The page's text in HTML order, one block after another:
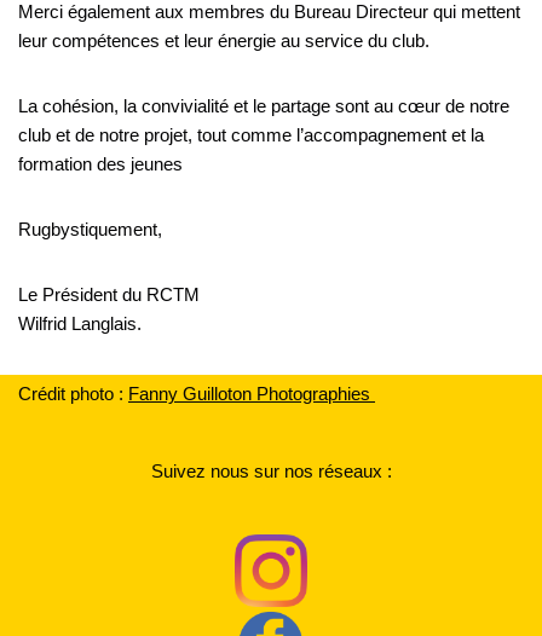
Merci également aux membres du Bureau Directeur qui mettent
leur compétences et leur énergie au service du club.
La cohésion, la convivialité et le partage sont au cœur de notre
club et de notre projet, tout comme l’accompagnement et la
formation des jeunes
Rugbystiquement,
Le Président du RCTM
Wilfrid Langlais.
Crédit photo : Fanny Guilloton Photographies
Suivez nous sur nos réseaux :